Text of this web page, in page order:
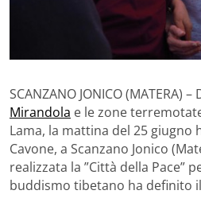
SCANZANO JONICO (MATERA)
Mirandola e le zone
Lama, la mattina del 25 giugno
Cavone, a Scanzano Jonico
realizzata la ”Città della Pace”
buddismo tibetano ha definito